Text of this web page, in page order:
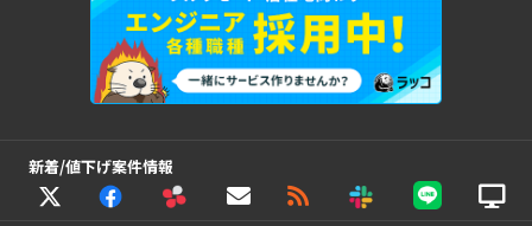
新着/値下げ案件情報